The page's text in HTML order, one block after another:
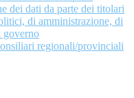
dei dati da parte dei titolari
di amministrazione, di
governo
regionali/provinciali